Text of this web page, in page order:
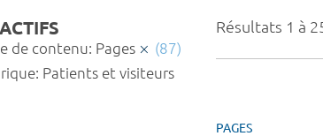
Résultats 1 à
PAGES
de contenu: Pages
(87)
Patients et visiteurs